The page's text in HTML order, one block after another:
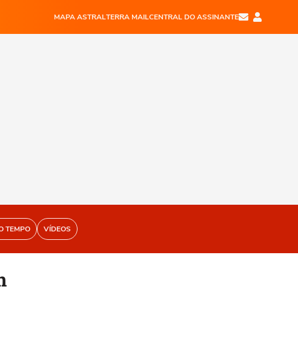
MAPA ASTRALTERRA MAILCENTRAL DO ASSINANTE
TEMPO VÍDEOS